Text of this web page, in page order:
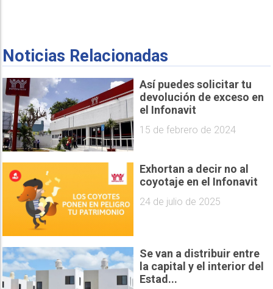
Noticias Relacionadas
Así puedes solicitar tu
devolución de exceso en
el Infonavit
15 de febrero de 2024
Exhortan a decir no al
coyotaje en el Infonavit
24 de julio de 2025
Se van a distribuir entre
la capital y el interior del
Estad...